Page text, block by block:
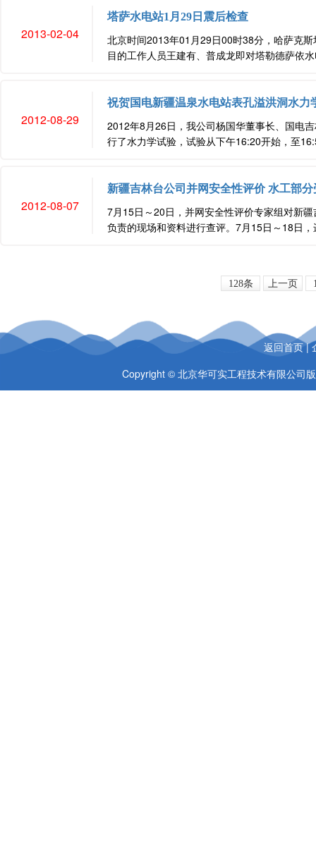
2013-02-04
塔萨水电站1月29日震后检查
北京时间2013年01月29日00时38分，哈萨克
目的工作人员王建有、普成龙即对塔勒德萨依
2012-08-29
祝贺国电新疆温泉水电站表孔溢洪洞水力
2012年8月26日，我公司杨国华董事长、国电
行了水力学试验，试验从下午16:20开始，至
2012-08-07
新疆吉林台公司并网安全性评价 水工部
7月15日～20日，并网安全性评价专家组对新
负责的现场和资料进行查评。7月15日～18日
128条 上一页
返回首页|
Copyright © 北京华可实工程技术有限公司